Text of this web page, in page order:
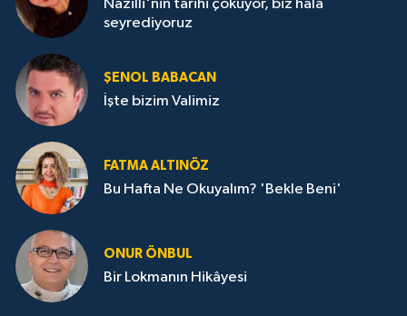
Nazilli'nin tarihi çöküyor, biz hala
seyrediyoruz
ŞENOL BABACAN
İşte bizim Valimiz
FATMA ALTINÖZ
Bu Hafta Ne Okuyalım? 'Bekle Beni'
ONUR ÖNBUL
Bir Lokmanın Hikâyesi